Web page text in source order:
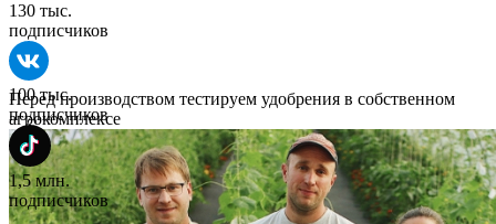
130 тыс.
подписчиков
100 тыс.
подписчиков
1,5 млн.
подписчиков
Перед производством тестируем удобрения в собственном
агрокомплексе